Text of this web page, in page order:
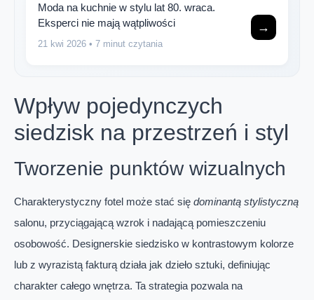
Moda na kuchnie w stylu lat 80. wraca.
Eksperci nie mają wątpliwości
21 kwi 2026 • 7 minut czytania
→
Wpływ pojedynczych
siedzisk na przestrzeń i styl
Tworzenie punktów wizualnych
Charakterystyczny fotel może stać się dominantą stylistyczną
salonu, przyciągającą wzrok i nadającą pomieszczeniu
osobowość. Designerskie siedzisko w kontrastowym kolorze
lub z wyrazistą fakturą działa jak dzieło sztuki, definiując
charakter całego wnętrza. Ta strategia pozwala na